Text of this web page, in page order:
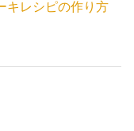
キレシピの作り方